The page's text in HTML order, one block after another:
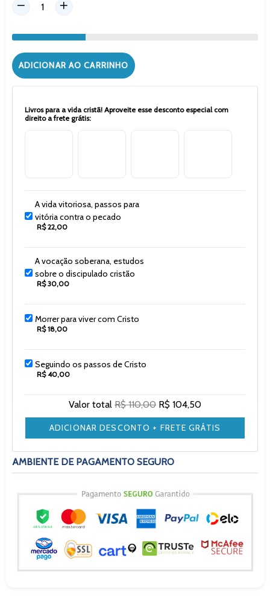
ADICIONAR AO CARRINHO
Livros para a vida cristã! Aproveite esse desconto especial com
direito a frete grátis:
A vida vitoriosa, passos para
vitória contra o pecado
R$ 22,00
A vocação soberana, estudos
sobre o discipulado cristão
R$ 30,00
Morrer para viver com Cristo
R$ 18,00
Seguindo os passos de Cristo
R$ 40,00
Valor total R$ 110,00 R$ 104,50
ADICIONAR DESCONTO + FRETE GRÁTIS
AMBIENTE DE PAGAMENTO SEGURO